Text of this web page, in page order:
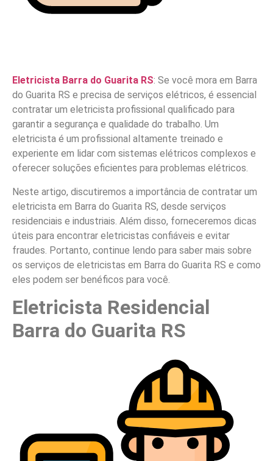
Eletricista Barra do Guarita RS: Se você mora em Barra
do Guarita RS e precisa de serviços elétricos, é essencial
contratar um eletricista profissional qualificado para
garantir a segurança e qualidade do trabalho. Um
eletricista é um profissional altamente treinado e
experiente em lidar com sistemas elétricos complexos e
oferecer soluções eficientes para problemas elétricos.
Neste artigo, discutiremos a importância de contratar um
eletricista em Barra do Guarita RS, desde serviços
residenciais e industriais. Além disso, forneceremos dicas
úteis para encontrar eletricistas confiáveis e evitar
fraudes. Portanto, continue lendo para saber mais sobre
os serviços de eletricistas em Barra do Guarita RS e como
eles podem ser benéficos para você.
Eletricista Residencial
Barra do Guarita RS